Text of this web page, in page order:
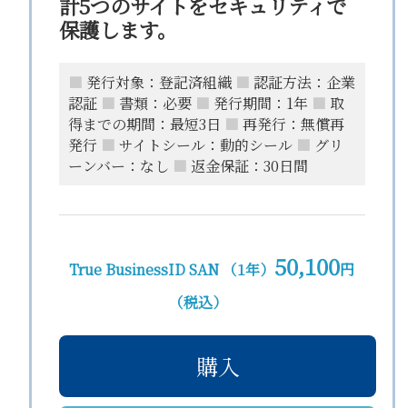
保護します。
■ 発行対象：登記済組織 ■ 認証方法：企業
認証 ■ 書類：必要 ■ 発行期間：1年 ■ 取
得までの期間：最短3日 ■ 再発行：無償再
発行 ■ サイトシール：動的シール ■ グリ
ーンバー：なし ■ 返金保証：30日間
True BusinessID SAN （1年） 50,100円
（税込）
購入